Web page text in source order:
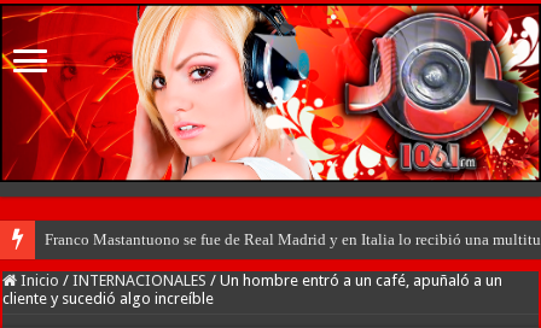
Franco Mastantuono se fue de Real Madrid y en Italia lo recibió una
Inicio / INTERNACIONALES / Un hombre entró a un café, apuñaló a un
cliente y sucedió algo increíble